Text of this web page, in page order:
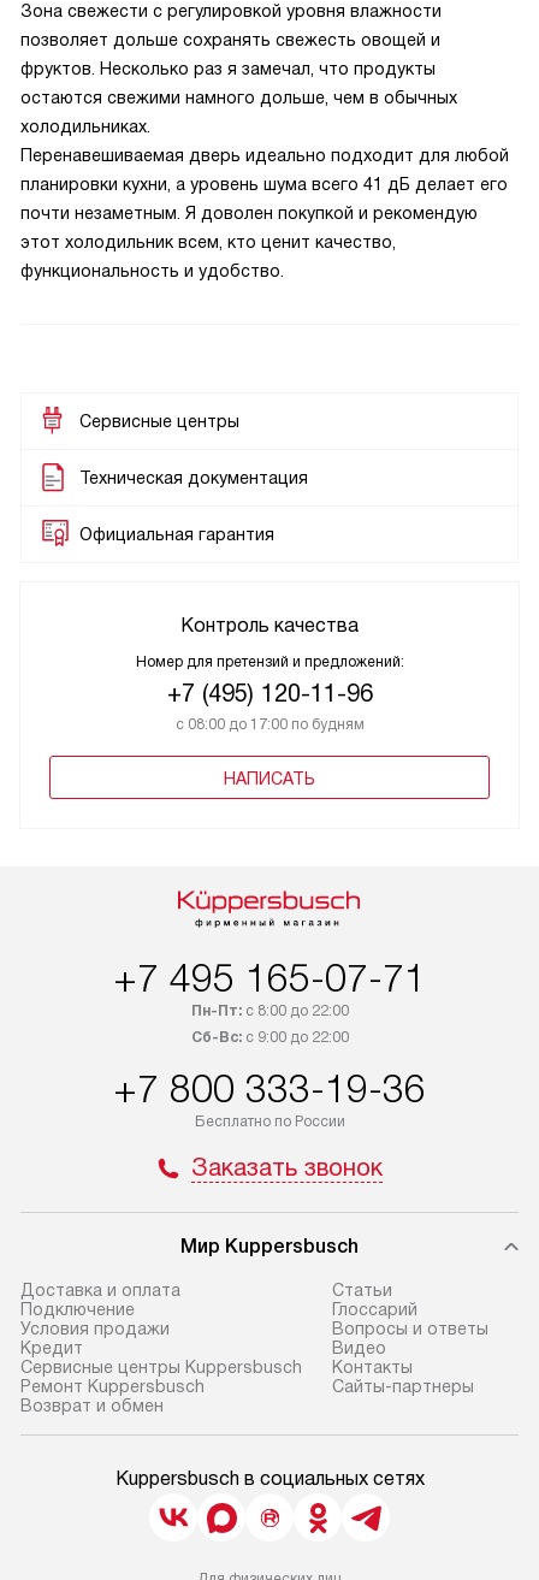
Зона свежести с регулировкой уровня влажности
позволяет дольше сохранять свежесть овощей и
фруктов. Несколько раз я замечал, что продукты
остаются свежими намного дольше, чем в обычных
холодильниках.
Перенавешиваемая дверь идеально подходит для любой
планировки кухни, а уровень шума всего 41 дБ делает его
почти незаметным. Я доволен покупкой и рекомендую
этот холодильник всем, кто ценит качество,
функциональность и удобство.
Сервисные центры
Техническая документация
Официальная гарантия
Контроль качества
Номер для претензий и предложений:
+7 (495) 120-11-96
с 08:00 до 17:00 по будням
НАПИСАТЬ
+7 495 165-07-71
Пн-Пт:с 8:00 до 22:00
Сб-Вс:с 9:00 до 22:00
+7 800 333-19-36
Бесплатно по России
Заказать звонок
Мир Kuppersbusch
Доставка и оплата
Подключение
Условия продажи
Кредит
Сервисные центры Kuppersbusch
Ремонт Kuppersbusch
Возврат и обмен
Cтатьи
Глоссарий
Вопросы и ответы
Видео
Контакты
Сайты-партнеры
Kuppersbusch в социальных сетях